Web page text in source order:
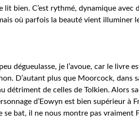
lit bien. C’est rythmé, dynamique avec
où parfois la beauté vient illuminer
dégueulasse, je l’avoue, car le livre
D’autant plus que Moorcock, dans
détriment de celles de Tolkien. Alors
d’Eowyn est bien supérieur à
se bat, il ne nous montre pas vraiment